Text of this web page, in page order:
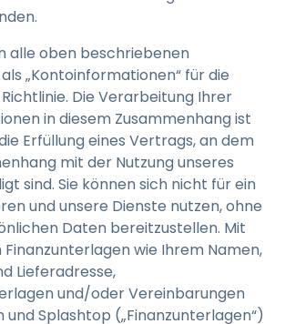
alle oben beschriebenen
„Kontoinformationen“ für die
Die Verarbeitung Ihrer
in diesem Zusammenhang ist
Erfüllung eines Vertrags, an dem
mit der Nutzung unseres
sind. Sie können sich nicht für ein
und unsere Dienste nutzen, ohne
Daten bereitzustellen. Mit
wie Ihrem Namen,
Lieferadresse,
und/oder Vereinbarungen
und Splashtop („Finanzunterlagen“)